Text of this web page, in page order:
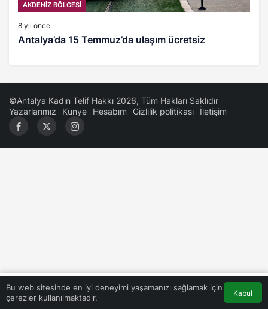
AKDENİZ BÖLGESİ
8 yıl önce
Antalya’da 15 Temmuz’da ulaşım ücretsiz
Bu web sitesinde en iyi deneyimi yaşamanızı sağlamak için
çerezler kullanılmaktadır.
Kabul
©Antalya Kadın Telif Hakkı 2026, Tüm Hakları Saklıdır
Yazarlarımız
Künye Hesabım Gizlilik politikası İletişim
0